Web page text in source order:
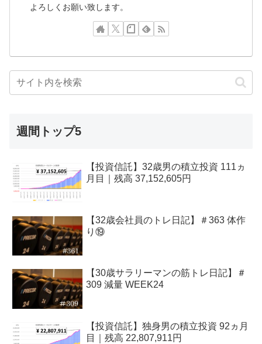
よろしくお願い致します。
週間トップ5
【投資信託】32歳男の積立投資 111ヵ
月目｜残高 37,152,605円
【32歳会社員のトレ日記】＃363 体作
り⑲
【30歳サラリーマンの筋トレ日記】＃
309 減量 WEEK24
【投資信託】独身男の積立投資 92ヵ月
目｜残高 22,807,911円